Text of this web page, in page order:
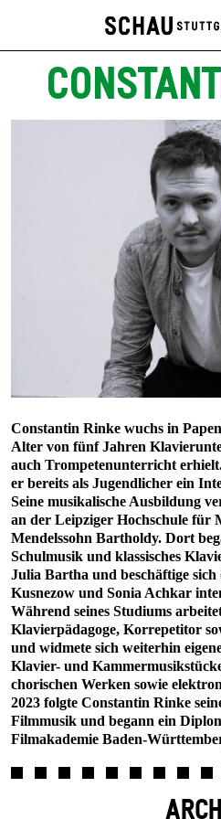
Constantin Rinke wuchs in
Alter von fünf Jahren
auch Trompetenunterricht
er bereits als Jugendlicher ein
Seine musikalische Ausbildung
an der Leipziger Hochschule für
Mendelssohn Bartholdy. Dort
Schulmusik und klassisches
Julia Bartha und beschäftige
Kusnezow und Sonia Achkar
Während seines Studiums
Klavierpädagoge, Korrepetitor
und widmete sich weiterhin
Klavier- und
chorischen Werken sowie
2023 folgte Constantin Rinke
Filmmusik und begann ein
Filmakademie Baden-